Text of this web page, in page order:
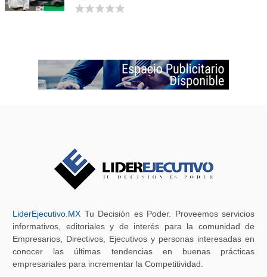
LiderEjecutivo.MX Tu Decisión es Poder. Proveemos servicios
informativos, editoriales y de interés para la comunidad de
Empresarios, Directivos, Ejecutivos y personas interesadas en
conocer las últimas tendencias en buenas prácticas
empresariales para incrementar la Competitividad.